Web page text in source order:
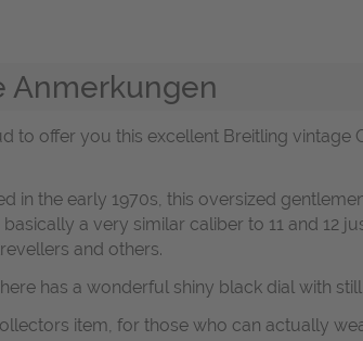
Anmerkungen
to offer you this excellent Breitling vintage
in the early 1970s, this oversized
a very similar caliber to 11 and 12
and others.
has a wonderful shiny black dial with
item, for those who can actually